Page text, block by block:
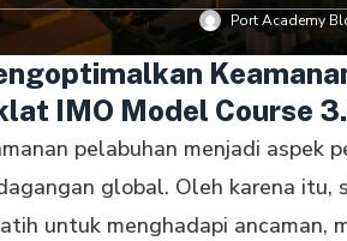
Port Academy
IMO Model Course
pelabuhan menjadi aspek
global. Oleh karena itu,
untuk menghadapi ancaman,